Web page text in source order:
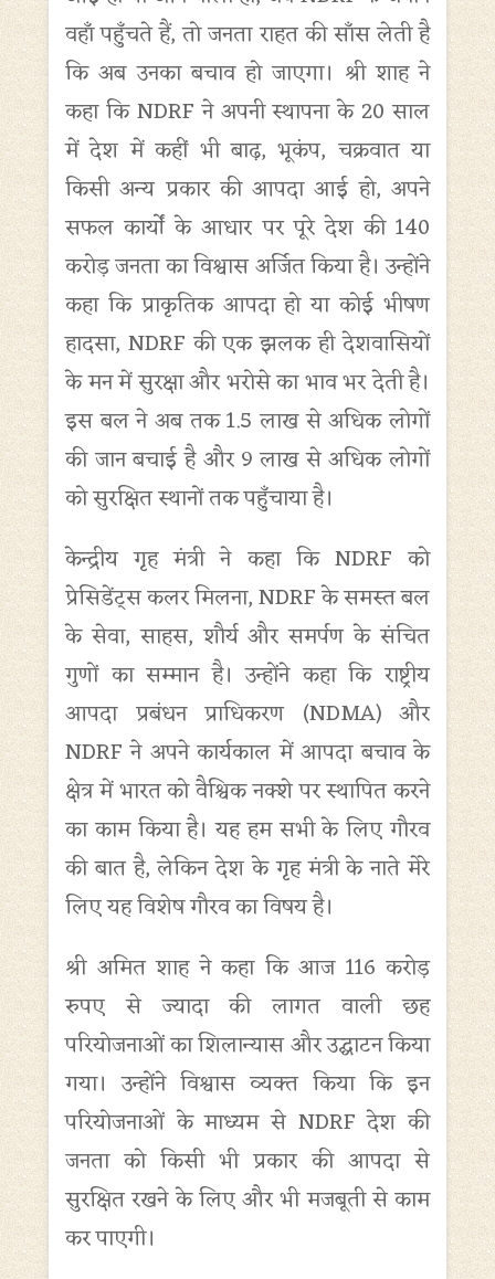
वहाँ पहुँचते हैं, तो जनता राहत की साँस लेती है
कि अब उनका बचाव हो जाएगा। श्री शाह ने
कहा कि NDRF ने अपनी स्थापना के 20 साल
में देश में कहीं भी बाढ़, भूकंप, चक्रवात या
किसी अन्य प्रकार की आपदा आई हो, अपने
सफल कार्यों के आधार पर पूरे देश की 140
करोड़ जनता का विश्वास अर्जित किया है। उन्होंने
कहा कि प्राकृतिक आपदा हो या कोई भीषण
हादसा, NDRF की एक झलक ही देशवासियों
के मन में सुरक्षा और भरोसे का भाव भर देती है।
इस बल ने अब तक 1.5 लाख से अधिक लोगों
की जान बचाई है और 9 लाख से अधिक लोगों
को सुरक्षित स्थानों तक पहुँचाया है।
केन्द्रीय गृह मंत्री ने कहा कि NDRF को
प्रेसिडेंट्स कलर मिलना, NDRF के समस्त बल
के सेवा, साहस, शौर्य और समर्पण के संचित
गुणों का सम्मान है। उन्होंने कहा कि राष्ट्रीय
आपदा प्रबंधन प्राधिकरण (NDMA) और
NDRF ने अपने कार्यकाल में आपदा बचाव के
क्षेत्र में भारत को वैश्विक नक्शे पर स्थापित करने
का काम किया है। यह हम सभी के लिए गौरव
की बात है, लेकिन देश के गृह मंत्री के नाते मेरे
लिए यह विशेष गौरव का विषय है।
श्री अमित शाह ने कहा कि आज 116 करोड़
रुपए से ज्यादा की लागत वाली छह
परियोजनाओं का शिलान्यास और उद्घाटन किया
गया। उन्होंने विश्वास व्यक्त किया कि इन
परियोजनाओं के माध्यम से NDRF देश की
जनता को किसी भी प्रकार की आपदा से
सुरक्षित रखने के लिए और भी मजबूती से काम
कर पाएगी।